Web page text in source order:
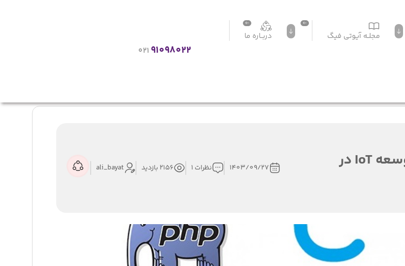
مجلــه آیوتی فیگ دربــاره ما
021 91098022
3 زبان برنامه نویسی برتر جهت توسعه IoT در
1403/09/27 نظرات 1 2156 بازدید ali_bayat